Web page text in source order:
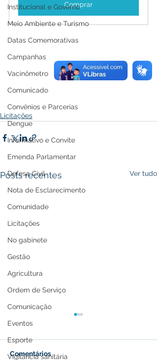
Institucional e Governo
Meio Ambiente e Turismo
Datas Comemorativas
Campanhas
Vacinômetro
Comunicado
Convênios e Parcerias
Dengue
Informativo e Convite
Emenda Parlamentar
Defesa Civil
Nota de Esclarecimento
Comunidade
Licitações
No gabinete
Gestão
Agricultura
Ordem de Serviço
Comunicação
Eventos
Esporte
Vigilância sanitária
Comprar
Licitações
Posts recentes Ver tudo
Comentários